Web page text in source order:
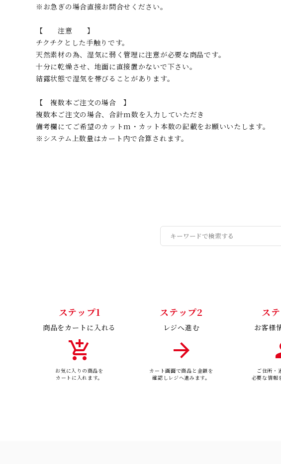
※お急ぎの場合直接お問合せください。
【 注意 】
チクチクとした手触りです。
天然素材の為、湿気に弱く管理に注意が必要な商品です。
十分に乾燥させ、地面に直接置かないで下さい。
結露状態で湿気を帯びることがあります。
【 複数本ご注文の場合 】
複数本ご注文の場合、合計m数を入力していただき
備考欄にてご希望のカットm・カット本数の記載をお願いいたします。
※システム上数量はカート内で合算されます。
ステップ1
商品をカートに入れる
add_shopping_cart
お気に入りの商品を
カートに入れます。
ステップ2
レジへ進む
arrow_forward
カート画面で商品と金額を
確認しレジへ進みます。
ス
お客様
ご住所・
必要な情報